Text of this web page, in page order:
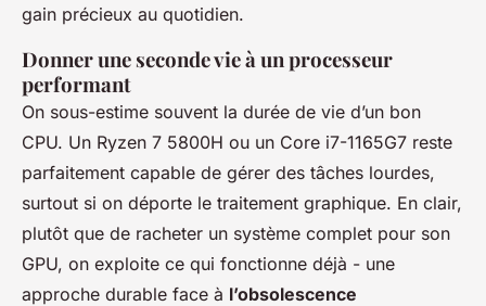
gain précieux au quotidien.
Donner une seconde vie à un processeur
performant
On sous-estime souvent la durée de vie d’un bon
CPU. Un Ryzen 7 5800H ou un Core i7-1165G7 reste
parfaitement capable de gérer des tâches lourdes,
surtout si on déporte le traitement graphique. En clair,
plutôt que de racheter un système complet pour son
GPU, on exploite ce qui fonctionne déjà - une
approche durable face à l’obsolescence